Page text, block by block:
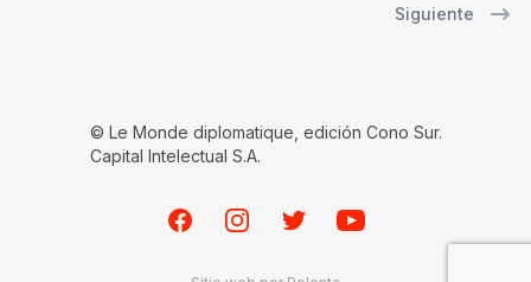
Siguiente
© Le Monde diplomatique, edición Cono Sur.
Capital Intelectual S.A.
FacebookInstagramTwitterYoutube